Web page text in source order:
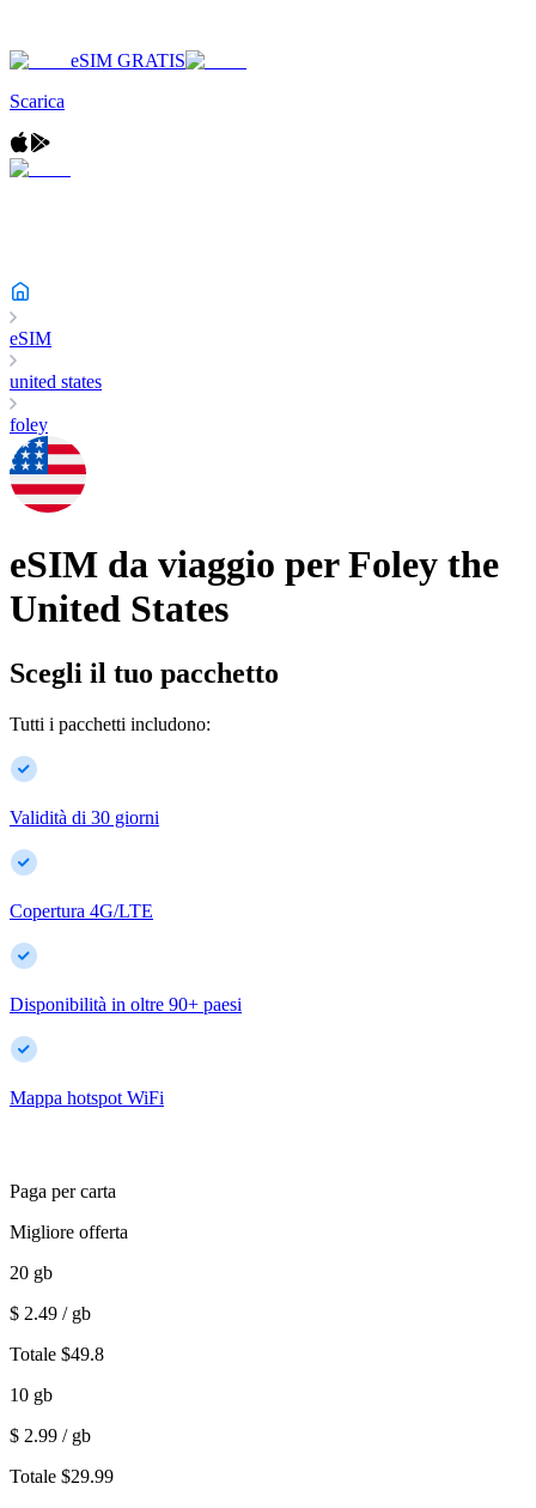
eSIM GRATIS
Scarica
eSIM
united states
foley
eSIM da viaggio per Foley the
United States
Scegli il tuo pacchetto
Tutti i pacchetti includono:
Validità di 30 giorni
Copertura 4G/LTE
Disponibilità in oltre 90+ paesi
Mappa hotspot WiFi
Paga per carta
Migliore offerta
20 gb
$ 2.49 / gb
Totale $49.8
10 gb
$ 2.99 / gb
Totale $29.99